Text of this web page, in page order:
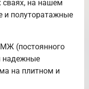
на нашем
и полуторатажные
(постоянного
надежные
на плитном и